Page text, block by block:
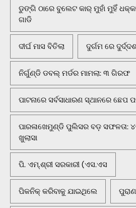
ଡୁଙ୍ଗି ଠାରେ ବୁଲେଟ କାର୍ ମୁହାଁ ମୁହିଁ
ଗାଡି
ଦୀର୍ଘ ମାସ ବିତିଲା ଦୁର୍ଗମ ରେ
ନିର୍ଗୁଣ୍ଡି ଡବଲ୍ ମର୍ଡର ମାମଲା: ୩ ଗିରଫ
ପାଟନାରେ ସର୍ବସାଧାରଣ ସ୍ଥାନରେ ଛେପ
ପାରଳାଖେମୁଣ୍ଡି ପୁଲିସର ବଡ଼ ସଫଳତା:
ଖୁଲାସା
ପି. ଏମ୍.ଶ୍ରୀ ସରକାରୀ (ଏସ.ଏସ
ପିକନିକ୍‌ କରିବାକୁ ଯାଇଥିଲେ